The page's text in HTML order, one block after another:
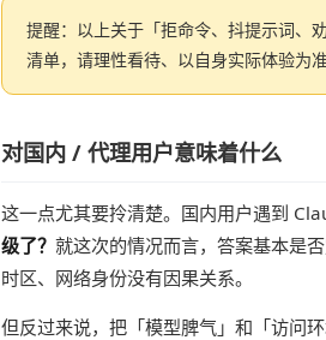
提醒：以上关于「拒命令、抖提示词、
清单，请理性看待、以自身实际体验为准
对国内 / 代理用户意味着什么
这一点尤其要拎清楚。国内用户遇到
级了？ 就这次的情况而言，答案基本是
时区、网络身份没有因果关系。
但反过来说，把「模型脾气」和「访问